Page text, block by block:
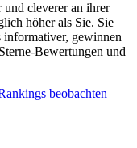
und cleverer an ihrer
höher als Sie. Sie
gewinnen
Bewertungen und
beobachten